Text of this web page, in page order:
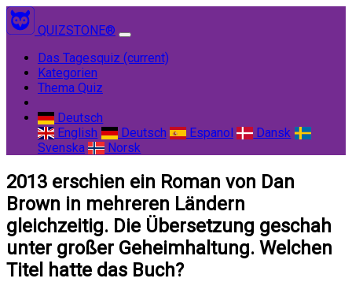
QUIZSTONE®
Das Tagesquiz (current)
Kategorien
Thema Quiz
Deutsch
English
Deutsch Espanol
Dansk
Svenska
Norsk
2013 erschien ein Roman von Dan
Brown in mehreren Ländern
gleichzeitig. Die Übersetzung geschah
unter großer Geheimhaltung. Welchen
Titel hatte das Buch?